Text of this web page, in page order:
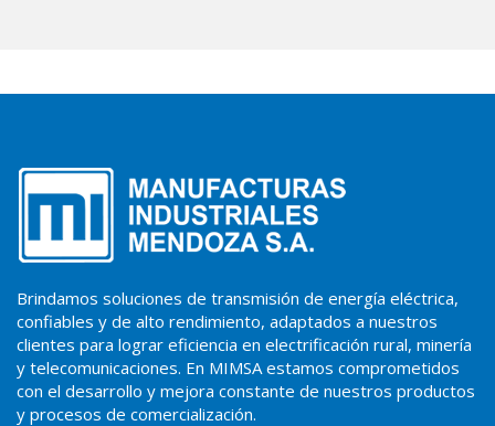
Brindamos soluciones de transmisión de energía eléctrica,
confiables y de alto rendimiento, adaptados a nuestros
clientes para lograr eficiencia en electrificación rural, minería
y telecomunicaciones. En MIMSA estamos comprometidos
con el desarrollo y mejora constante de nuestros productos
y procesos de comercialización.